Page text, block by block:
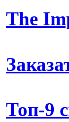
The
Топ-9